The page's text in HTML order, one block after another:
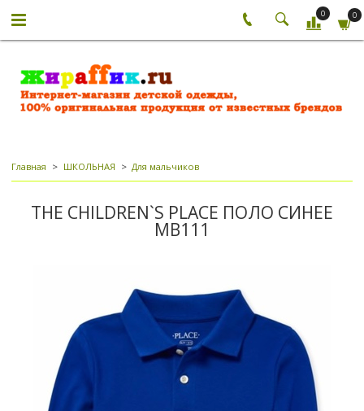
0 0
Главная ШКОЛЬНАЯ Для мальчиков
THE CHILDREN`S PLACE ПОЛО СИНЕЕ
МВ111